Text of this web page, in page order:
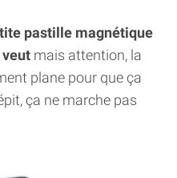
pastille magnétique
veut mais attention, la
plane pour que ça
ça ne marche pas